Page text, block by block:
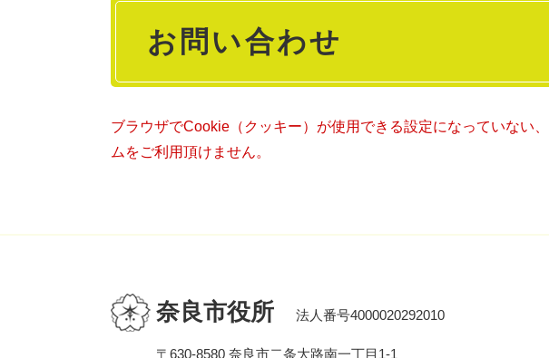
本
お問い合わせ
ブラウザでCookie（クッキー）が使用できる設定になっていない
ムをご利用頂けません。
奈良市役所 法人番号4000020292010
〒630-8580 奈良市二条大路南一丁目1-1